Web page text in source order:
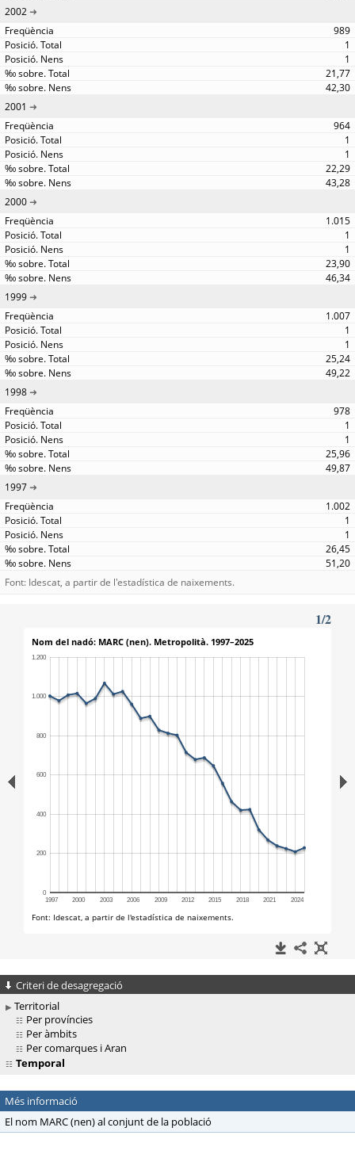
2002
989
1
1
21,77
42,30
2001
964
1
1
22,29
43,28
2000
1.015
1
1
23,90
46,34
1999
1.007
1
1
25,24
49,22
1998
978
1
1
25,96
49,87
1997
1.002
1
1
26,45
51,20
Font: Idescat, a partir de l'estadística de naixements.
Criteri de desagregació
Territorial
Per províncies
Per àmbits
Per comarques i Aran
Temporal
Més informació
El nom MARC (nen) al conjunt de la població